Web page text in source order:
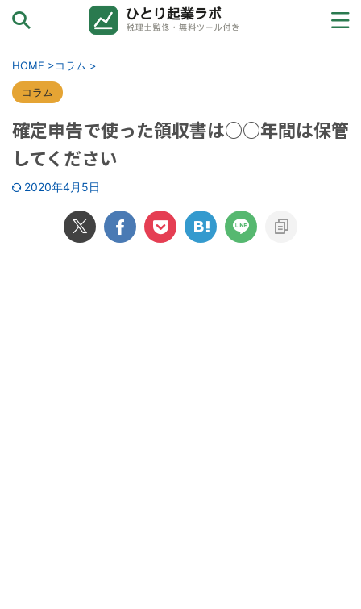
カテゴリーから探す
売上ゼロ→初受注
ツールと外注
HOME >コラム >
コラム
確定申告で使った領収書は○○年間は保管
してください
2020年4月5日